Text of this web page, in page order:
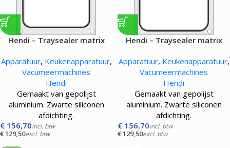
Hendi – Traysealer matrix
Apparatuur, Keukenapparatuur,
Vacumeermachines
Hendi
Gemaakt van gepolijst
aluminium. Zwarte siliconen
afdichting.
€ 156,70incl. btw
€129,50excl. btw
Hendi – Traysealer matrix
Apparatuur, Keukenapparatuur,
Vacumeermachines
Hendi
Gemaakt van gepolijst
aluminium. Zwarte siliconen
afdichting.
€ 156,70incl. btw
€129,50excl. btw